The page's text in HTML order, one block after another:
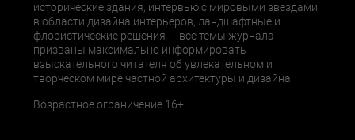
исторические здания, интервью с мировыми звездами
в области дизайна интерьеров, ландшафтные и
флористические решения — все темы журнала
призваны максимально информировать
взыскательного читателя об увлекательном и
творческом мире частной архитектуры и дизайна.
Возрастное ограничение 16+